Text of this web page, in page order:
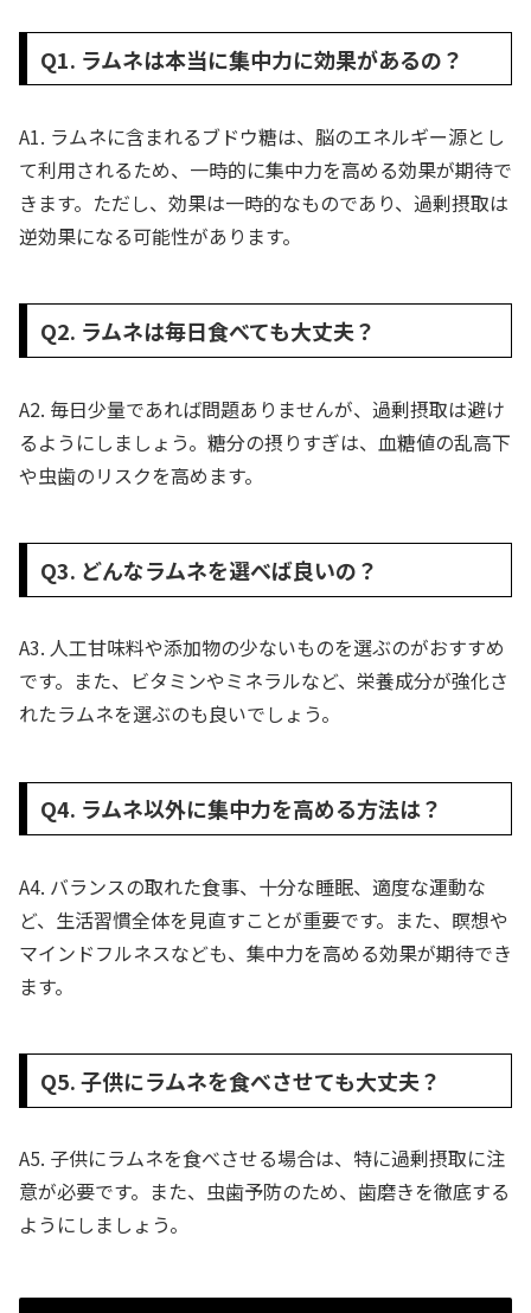
Q1. ラムネは本当に集中力に効果があるの？
A1. ラムネに含まれるブドウ糖は、脳のエネルギー源とし
て利用されるため、一時的に集中力を高める効果が期待で
きます。ただし、効果は一時的なものであり、過剰摂取は
逆効果になる可能性があります。
Q2. ラムネは毎日食べても大丈夫？
A2. 毎日少量であれば問題ありませんが、過剰摂取は避け
るようにしましょう。糖分の摂りすぎは、血糖値の乱高下
や虫歯のリスクを高めます。
Q3. どんなラムネを選べば良いの？
A3. 人工甘味料や添加物の少ないものを選ぶのがおすすめ
です。また、ビタミンやミネラルなど、栄養成分が強化さ
れたラムネを選ぶのも良いでしょう。
Q4. ラムネ以外に集中力を高める方法は？
A4. バランスの取れた食事、十分な睡眠、適度な運動な
ど、生活習慣全体を見直すことが重要です。また、瞑想や
マインドフルネスなども、集中力を高める効果が期待でき
ます。
Q5. 子供にラムネを食べさせても大丈夫？
A5. 子供にラムネを食べさせる場合は、特に過剰摂取に注
意が必要です。また、虫歯予防のため、歯磨きを徹底する
ようにしましょう。